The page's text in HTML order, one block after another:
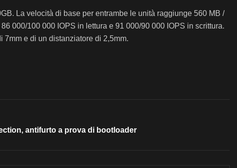
La velocità di base per entrambe le unità raggiunge 560 MB /
000/100 000 IOPS in lettura e 91 000/90 000 IOPS in scrittura.
e di un distanziatore di 2,5mm.
antifurto a prova di bootloader